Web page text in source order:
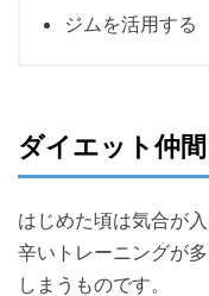
ジムを活用する
ダイエット仲
はじめた頃は気合が
辛いトレーニングが
しまうものです。